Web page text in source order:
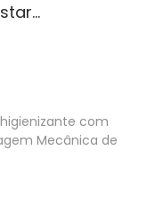
higienizante com
Mecânica de